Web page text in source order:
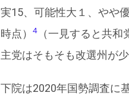
実15、可能性大１、やや
時点）
4
（一見すると共
主党はそもそも改選州が
下院は2020年国勢調査に